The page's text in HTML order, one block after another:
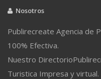
Nosotros
Publirecreate Agencia de
100% Efectiva.
Nuestro
Turistica Impresa y virtual.